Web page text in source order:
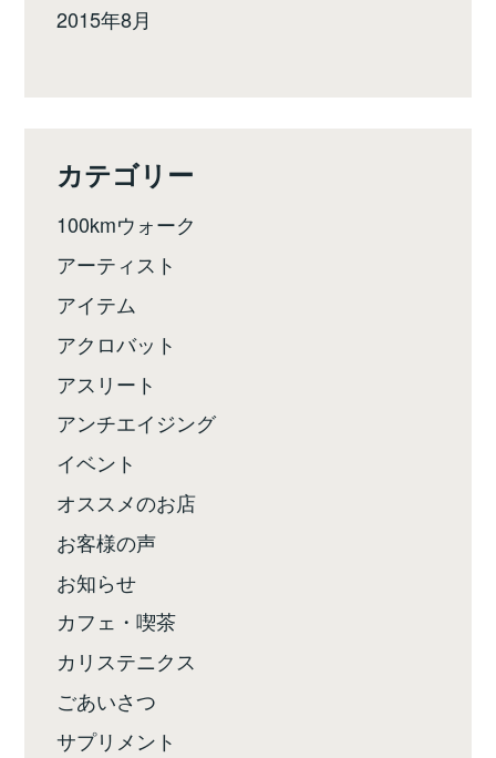
2015年8月
カテゴリー
100kmウォーク
アーティスト
アイテム
アクロバット
アスリート
アンチエイジング
イベント
オススメのお店
お客様の声
お知らせ
カフェ・喫茶
カリステニクス
ごあいさつ
サプリメント